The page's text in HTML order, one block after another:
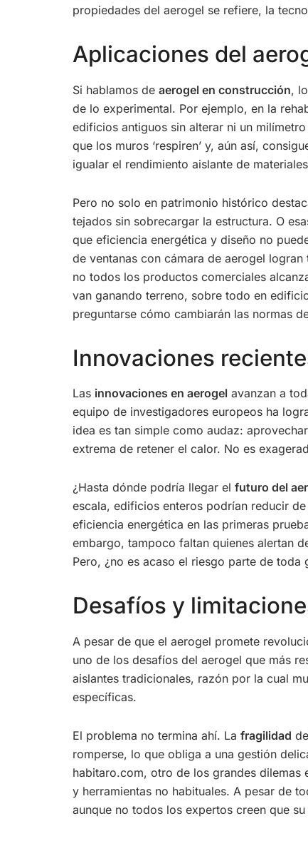
propiedades del aerogel se refiere, la
Aplicaciones del
Si hablamos de aerogel en construcción,
de lo experimental. Por ejemplo, en la
edificios antiguos sin alterar ni un
que los muros ‘respiren’ y, aún así,
igualar el rendimiento aislante de
Pero no solo en patrimonio histórico
tejados sin sobrecargar la estructura. O
que eficiencia energética y diseño no
de ventanas con cámara de aerogel
no todos los productos comerciales
van ganando terreno, sobre todo en
preguntarse cómo cambiarán las normas
Innovaciones
Las innovaciones en aerogel avanzan a
equipo de investigadores europeos ha
idea es tan simple como audaz:
extrema de retener el calor. No es
¿Hasta dónde podría llegar el futuro del
escala, edificios enteros podrían reducir
eficiencia energética en las primeras
embargo, tampoco faltan quienes alertan
Pero, ¿no es acaso el riesgo parte de
Desafíos y
A pesar de que el aerogel promete
uno de los desafíos del aerogel que más
aislantes tradicionales, razón por la cual
específicas.
El problema no termina ahí. La fragilidad
romperse, lo que obliga a una gestión
habitaro.com, otro de los grandes dilemas
y herramientas no habituales. A pesar de
aunque no todos los expertos creen que